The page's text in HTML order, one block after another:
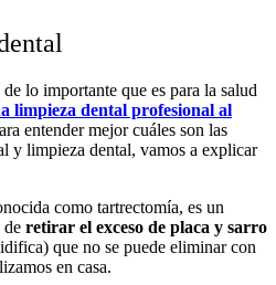
lo importante que es para la salud
limpieza dental profesional al
entender mejor cuáles son las
y limpieza dental, vamos a explicar
como tartrectomía, es un
de retirar el exceso de placa y sarro
que no se puede eliminar con
en casa.